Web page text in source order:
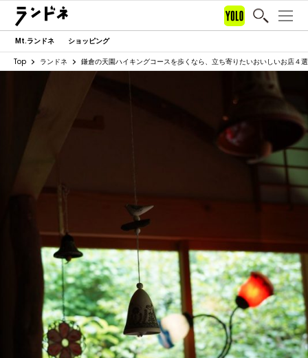
Mt.ランドネ ショッピング
Top ランドネ 鎌倉の天園ハイキングコースを歩くなら、立ち寄りたいおいしいお店４選